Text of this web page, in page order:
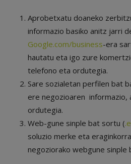
Aprobetxatu doaneko
informazio basiko anitz jarri
Google.com/business-era
hautatu eta igo zure
telefono eta ordutegia.
Sare sozialetan perfilen bat
ere negozioaren informazio,
ordutegia.
Web-gune sinple bat sortu (
soluzio merke eta
negoziorako webgune sinple